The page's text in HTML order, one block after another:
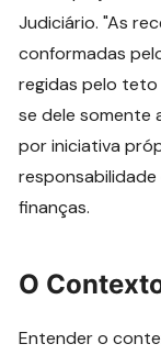
Judiciário. "As
conformadas
regidas pelo
se dele somente
por iniciativa
finanças.
O
Entender o